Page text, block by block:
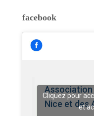
facebook
Association
Nice et des
Cliquez pour
et